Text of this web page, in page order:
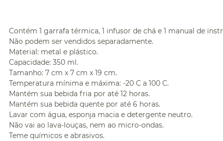
Contém 1 garrafa térmica, 1 infusor de chá e 1 manual de
Não podem ser vendidos separadamente.
Material: metal e plástico.
Capacidade: 350 ml.
Tamanho: 7 cm x 7 cm x 19 cm.
Temperatura mínima e máxima: -20 C a 100 C.
Mantém sua bebida fria por até 12 horas.
Mantém sua bebida quente por até 6 horas.
Lavar com água, esponja macia e detergente neutro.
Não vai ao lava-louças, nem ao micro-ondas.
Teme químicos e abrasivos.